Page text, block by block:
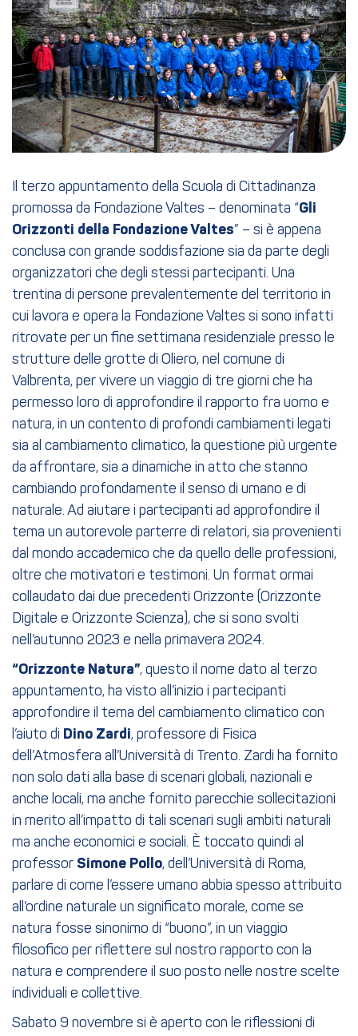
Il terzo appuntamento della Scuola di Cittadinanza
promossa da Fondazione Valtes – denominata “Gli
Orizzonti della Fondazione Valtes” – si è appena
conclusa con grande soddisfazione sia da parte degli
organizzatori che degli stessi partecipanti. Una
trentina di persone prevalentemente del territorio in
cui lavora e opera la Fondazione Valtes si sono infatti
ritrovate per un fine settimana residenziale presso le
strutture delle grotte di Oliero, nel comune di
Valbrenta, per vivere un viaggio di tre giorni che ha
permesso loro di approfondire il rapporto fra uomo e
natura, in un contento di profondi cambiamenti legati
sia al cambiamento climatico, la questione più urgente
da affrontare, sia a dinamiche in atto che stanno
cambiando profondamente il senso di umano e di
naturale. Ad aiutare i partecipanti ad approfondire il
tema un autorevole parterre di relatori, sia provenienti
dal mondo accademico che da quello delle professioni,
oltre che motivatori e testimoni. Un format ormai
collaudato dai due precedenti Orizzonte (Orizzonte
Digitale e Orizzonte Scienza), che si sono svolti
nell’autunno 2023 e nella primavera 2024.
“Orizzonte Natura”, questo il nome dato al terzo
appuntamento, ha visto all’inizio i partecipanti
approfondire il tema del cambiamento climatico con
l’aiuto di Dino Zardi, professore di Fisica
dell’Atmosfera all’Università di Trento. Zardi ha fornito
non solo dati alla base di scenari globali, nazionali e
anche locali, ma anche fornito parecchie sollecitazioni
in merito all’impatto di tali scenari sugli ambiti naturali
ma anche economici e sociali. È toccato quindi al
professor Simone Pollo, dell’Università di Roma,
parlare di come l’essere umano abbia spesso attribuito
all’ordine naturale un significato morale, come se
natura fosse sinonimo di “buono”, in un viaggio
filosofico per riflettere sul nostro rapporto con la
natura e comprendere il suo posto nelle nostre scelte
individuali e collettive.
Sabato 9 novembre si è aperto con le riflessioni di